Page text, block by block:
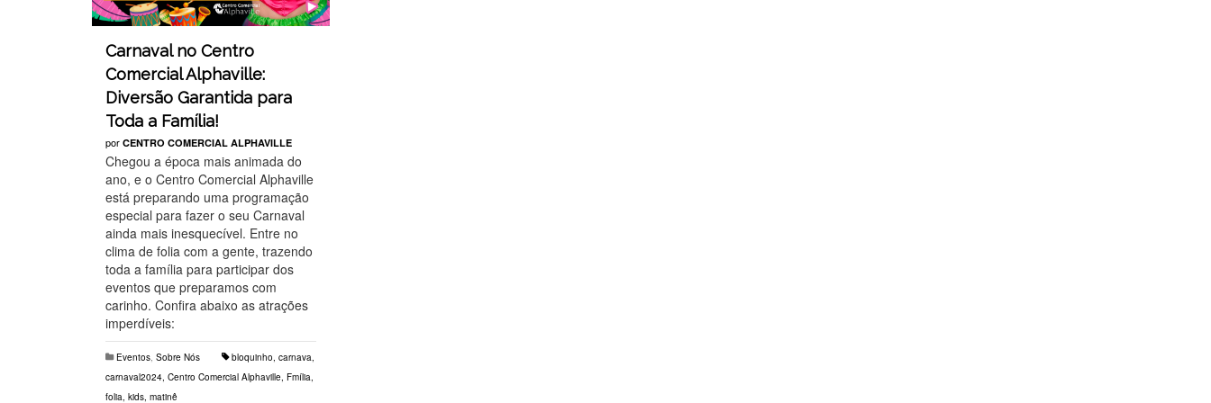
Carnaval no Centro
Comercial Alphaville:
Diversão Garantida para
Toda a Família!
por CENTRO COMERCIAL ALPHAVILLE
Chegou a época mais animada do
ano, e o Centro Comercial Alphaville
está preparando uma programação
especial para fazer o seu Carnaval
ainda mais inesquecível. Entre no
clima de folia com a gente, trazendo
toda a família para participar dos
eventos que preparamos com
carinho. Confira abaixo as atrações
imperdíveis:
Eventos, Sobre Nós bloquinho, carnava,
carnaval2024, Centro Comercial Alphaville, Fmília,
folia, kids, matinê